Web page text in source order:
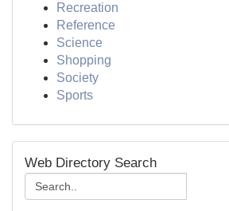
Recreation
Reference
Science
Shopping
Society
Sports
Web Directory Search